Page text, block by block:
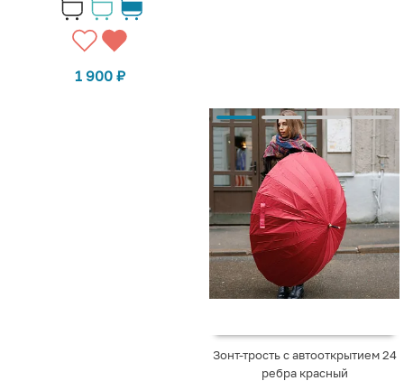
1 900 ₽
Зонт-трость с автооткрытием 24
ребра красный